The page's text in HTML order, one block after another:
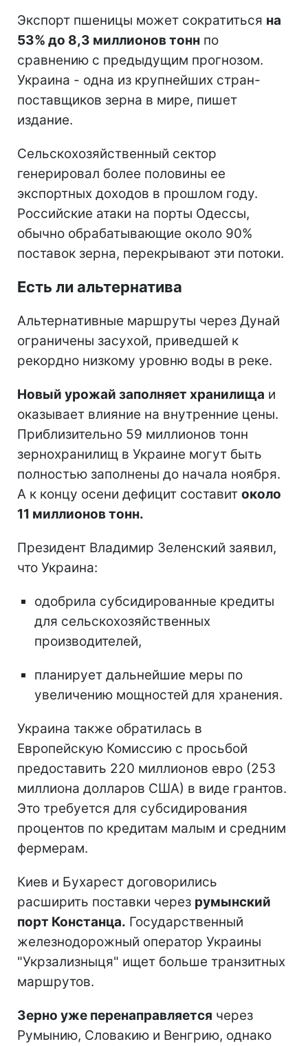
Экспорт пшеницы может сократиться на
53% до 8,3 миллионов тонн по
сравнению с предыдущим прогнозом.
Украина - одна из крупнейших стран-
поставщиков зерна в мире, пишет
издание.
Сельскохозяйственный сектор
генерировал более половины ее
экспортных доходов в прошлом году.
Российские атаки на порты Одессы,
обычно обрабатывающие около 90%
поставок зерна, перекрывают эти потоки.
Есть ли альтернатива
Альтернативные маршруты через Дунай
ограничены засухой, приведшей к
рекордно низкому уровню воды в реке.
Новый урожай заполняет хранилища и
оказывает влияние на внутренние цены.
Приблизительно 59 миллионов тонн
зернохранилищ в Украине могут быть
полностью заполнены до начала ноября.
А к концу осени дефицит составит около
11 миллионов тонн.
Президент Владимир Зеленский заявил,
что Украина:
одобрила субсидированные кредиты
для сельскохозяйственных
производителей,
планирует дальнейшие меры по
увеличению мощностей для хранения.
Украина также обратилась в
Европейскую Комиссию с просьбой
предоставить 220 миллионов евро (253
миллиона долларов США) в виде грантов.
Это требуется для субсидирования
процентов по кредитам малым и средним
фермерам.
Киев и Бухарест договорились
расширить поставки через румынский
порт Констанца. Государственный
железнодорожный оператор Украины
"Укрзализныця" ищет больше транзитных
маршрутов.
Зерно уже перенаправляется через
Румынию, Словакию и Венгрию, однако